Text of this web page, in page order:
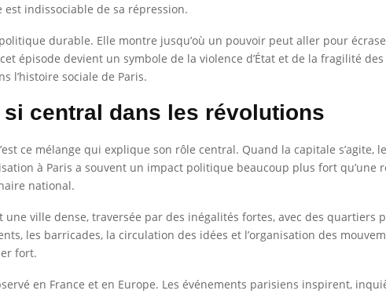
est indissociable de sa répression.
durable. Elle montre jusqu’où un pouvoir peut aller pour
épisode devient un symbole de la violence d’État et de la fragilité
l’histoire sociale de Paris.
central dans les révolutions
ce mélange qui explique son rôle central. Quand la capitale s’agite,
à Paris a souvent un impact politique beaucoup plus fort qu’une
national.
ville dense, traversée par des inégalités fortes, avec des quartiers
les barricades, la circulation des idées et l’organisation des
fort.
en France et en Europe. Les événements parisiens inspirent,